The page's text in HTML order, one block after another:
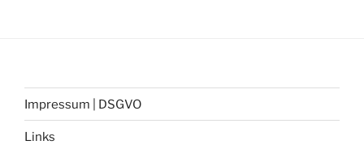
Impressum | DSGVO
Links